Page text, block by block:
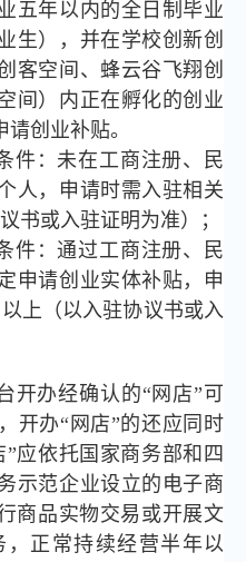
五年以内的全日制毕业
生），并在学校创新创
客空间、蜂云谷飞翔创
间）内正在孵化的创业
创业补贴。
件：未在工商注册、民
人，申请时需入驻相关
书或入驻证明为准）；
件：通过工商注册、民
申请创业实体补贴，申
上（以入驻协议书或入
开办经确认的“网店”可
开办“网店”的还应同时
应依托国家商务部和四
示范企业设立的电子商
商品实物交易或开展文
正常持续经营半年以